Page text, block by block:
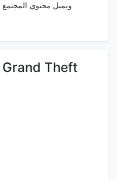
ويميل محتوى المجتمع